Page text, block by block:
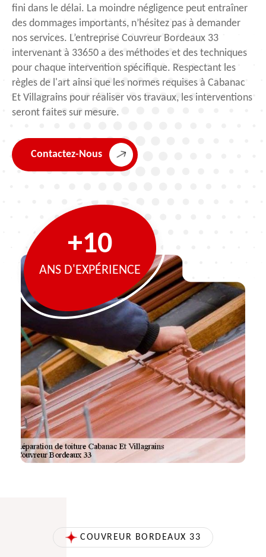
fini dans le délai. La moindre négligence peut entraîner
des dommages importants, n’hésitez pas à demander
nos services. L’entreprise Couvreur Bordeaux 33
intervenant à 33650 a des méthodes et des techniques
pour chaque intervention spécifique. Respectant les
règles de l'art ainsi que les normes requises à Cabanac
Et Villagrains pour réaliser vos travaux, les interventions
seront faites sur mesure.
Contactez-Nous
+10
ANS D'EXPÉRIENCE
COUVREUR BORDEAUX 33